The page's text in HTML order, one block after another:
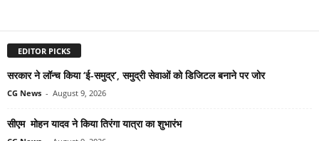
EDITOR PICKS
सरकार ने लॉन्च किया ‘ई-समुद्र’, समुद्री सेवाओं को डिजिटल बनाने पर जोर
CG News - August 9, 2026
सीएम मोहन यादव ने किया तिरंगा यात्रा का शुभारंभ